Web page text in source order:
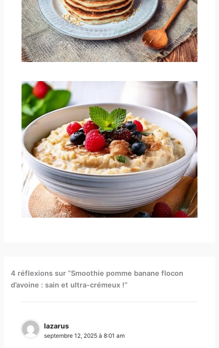
4 réflexions sur “Smoothie pomme banane flocon
d’avoine : sain et ultra-crémeux !”
lazarus
septembre 12, 2025 à 8:01 am